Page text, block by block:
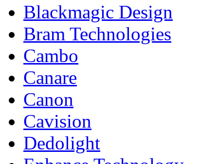
Blackmagic Design
Bram Technologies
Cambo
Canare
Canon
Cavision
Dedolight